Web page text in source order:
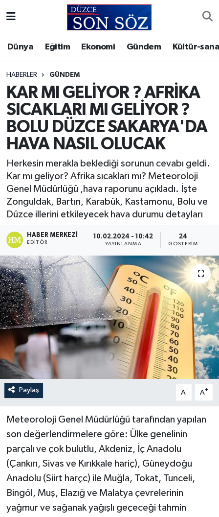
Dünya Eğitim Ekonomi Gündem Kültür-
HABERLER GÜNDEM
KAR MI GELİYOR ? AFRİKA
SICAKLARI MI GELİYOR ?
BOLU DÜZCE SAKARYA'DA
HAVA NASIL OLUCAK
Herkesin merakla beklediği sorunun cevabı geldi.
Kar mı geliyor? Afrika sıcakları mı? Meteoroloji
Genel Müdürlüğü ,hava raporunu açıkladı. İşte
Zonguldak, Bartın, Karabük, Kastamonu, Bolu ve
Düzce illerini etkileyecek hava durumu detayları
HABER MERKEZI
EDITÖR
10.02.2024 - 10:42
YAYINLANMA
24
GÖSTERIM
Paylaş A- A+
Meteoroloji Genel Müdürlüğü tarafından yapılan
son değerlendirmelere göre: Ülke genelinin
parçalı ve çok bulutlu, Akdeniz, İç Anadolu
(Çankırı, Sivas ve Kırıkkale hariç), Güneydoğu
Anadolu (Siirt harçc) ile Muğla, Tokat, Tunceli,
Bingöl, Muş, Elazığ ve Malatya çevrelerinin
yağmur ve sağanak yağışlı geçeceği tahmin
Gizlilik Sözleşmesi
İletişim
Künye
Video Galeri
Akçakoca Hava Durumu
Akçakoca Trafik Yoğunluk Haritası
Süper Lig Puan Durumu ve Fikstür
Tüm Manşetler
Son Dakika Haberleri
Haber Arşivi